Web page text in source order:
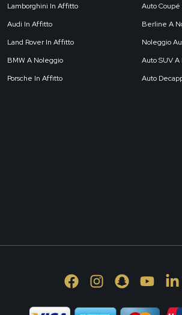
Lamborghini In Affitto
Audi In Affitto
Land Rover In Affitto
BMW A Noleggio
Porsche In Affitto
Auto
Berline A
Noleggio
Auto SUV
Auto